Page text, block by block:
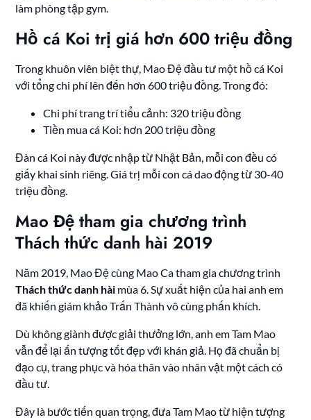
làm phòng tập gym.
Hồ cá Koi trị giá hơn 600 triệu đồng
Trong khuôn viên biệt thự, Mao Đệ đầu tư một hồ cá Koi
với tổng chi phí lên đến hơn 600 triệu đồng. Trong đó:
Chi phí trang trí tiểu cảnh: 320 triệu đồng
Tiền mua cá Koi: hơn 200 triệu đồng
Đàn cá Koi này được nhập từ Nhật Bản, mỗi con đều có
giấy khai sinh riêng. Giá trị mỗi con cá dao động từ 30-40
triệu đồng.
Mao Đệ tham gia chương trình
Thách thức danh hài 2019
Năm 2019, Mao Đệ cùng Mao Ca tham gia chương trình
Thách thức danh hài mùa 6. Sự xuất hiện của hai anh em
đã khiến giám khảo Trấn Thành vô cùng phấn khích.
Dù không giành được giải thưởng lớn, anh em Tam Mao
vẫn để lại ấn tượng tốt đẹp với khán giả. Họ đã chuẩn bị
đạo cụ, trang phục và hóa thân vào nhân vật một cách có
đầu tư.
Đây là bước tiến quan trọng, đưa Tam Mao từ hiện tượng